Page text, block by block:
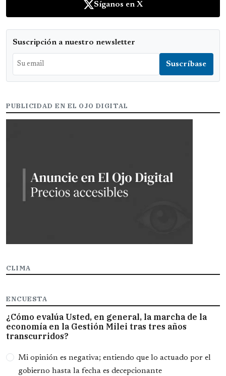
Síganos en X
Suscripción a nuestro newsletter
PUBLICIDAD EN EL OJO DIGITAL
CLIMA
ENCUESTA
¿Cómo evalúa Usted, en general, la marcha de la
economía en la Gestión Milei tras tres años
transcurridos?
Opciones
Mi opinión es negativa; entiendo que lo actuado por el
gobierno hasta la fecha es decepcionante